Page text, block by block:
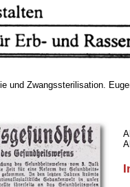
und Zwangssterilisation.